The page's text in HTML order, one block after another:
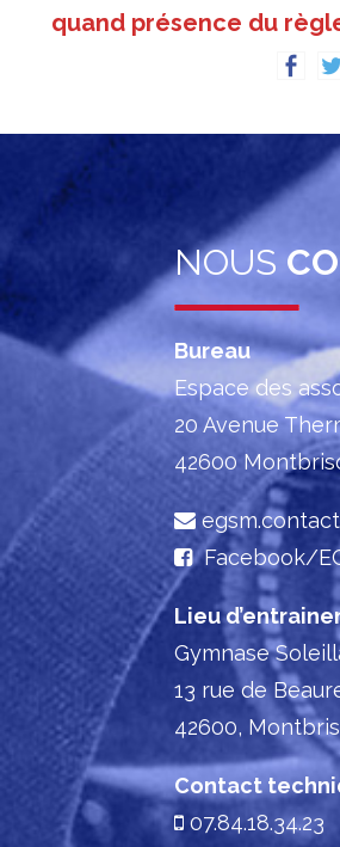
quand présence du
NOUS
Bureau
Espace des
20 Avenue
42600
Facebook/
Lieu
Gymnase
13 rue de
42600,
Contact
07.84.18.34.23